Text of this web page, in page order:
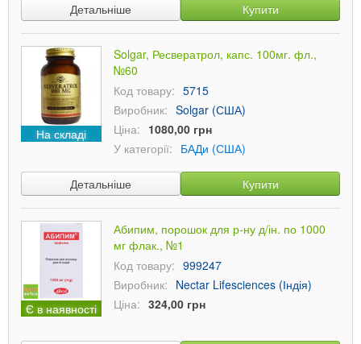
Детальніше Купити
На складі
Solgar, Ресвератрол, капс. 100мг. фл.,
№60
Код товару: 5715
Виробник: Solgar (США)
Ціна: 1080,00 грн
У категорії: БАДи (США)
Детальніше Купити
Є в наявності
Абипим, порошок для р-ну д/ін. по 1000
мг флак., №1
Код товару: 999247
Виробник: Nectar Lifesciences (Індія)
Ціна: 324,00 грн